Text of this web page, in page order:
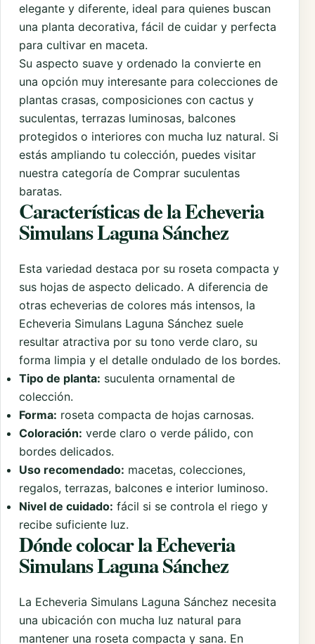
elegante y diferente, ideal para quienes buscan
una planta decorativa, fácil de cuidar y perfecta
para cultivar en maceta.
Su aspecto suave y ordenado la convierte en
una opción muy interesante para colecciones de
plantas crasas, composiciones con cactus y
suculentas, terrazas luminosas, balcones
protegidos o interiores con mucha luz natural. Si
estás ampliando tu colección, puedes visitar
nuestra categoría de Comprar suculentas
baratas.
Características de la Echeveria
Simulans Laguna Sánchez
Esta variedad destaca por su roseta compacta y
sus hojas de aspecto delicado. A diferencia de
otras echeverias de colores más intensos, la
Echeveria Simulans Laguna Sánchez suele
resultar atractiva por su tono verde claro, su
forma limpia y el detalle ondulado de los bordes.
Tipo de planta: suculenta ornamental de
colección.
Forma: roseta compacta de hojas carnosas.
Coloración: verde claro o verde pálido, con
bordes delicados.
Uso recomendado: macetas, colecciones,
regalos, terrazas, balcones e interior luminoso.
Nivel de cuidado: fácil si se controla el riego y
recibe suficiente luz.
Dónde colocar la Echeveria
Simulans Laguna Sánchez
La Echeveria Simulans Laguna Sánchez necesita
una ubicación con mucha luz natural para
mantener una roseta compacta y sana. En